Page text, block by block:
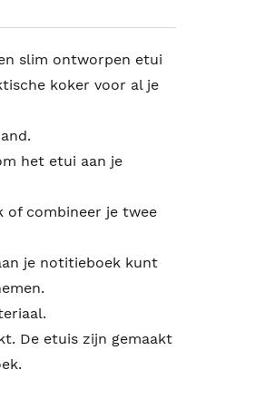
slim ontworpen etui
koker voor al je
het etui aan je
of combineer je twee
je notitieboek kunt
De etuis zijn gemaakt